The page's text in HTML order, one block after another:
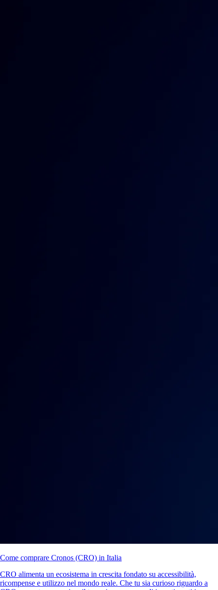
Come comprare Cronos (CRO) in Italia
CRO alimenta un ecosistema in crescita fondato su accessibilità,
ricompense e utilizzo nel mondo reale. Che tu sia curioso riguardo a